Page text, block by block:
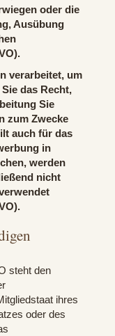
oder die
Ausübung
verarbeitet, um
das Recht,
Sie
zum Zwecke
auch für das
in
werden
nicht
steht den
ihres
oder des